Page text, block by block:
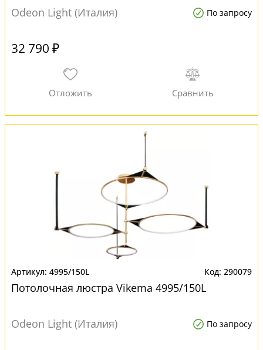
Odeon Light (Италия) По запросу
32 790 ₽
4995/150L 290079
Потолочная люстра Vikema 4995/150L
Odeon Light (Италия) По запросу